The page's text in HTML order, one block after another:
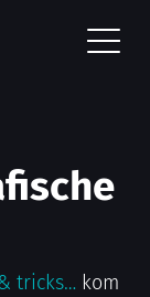
tricks… kom